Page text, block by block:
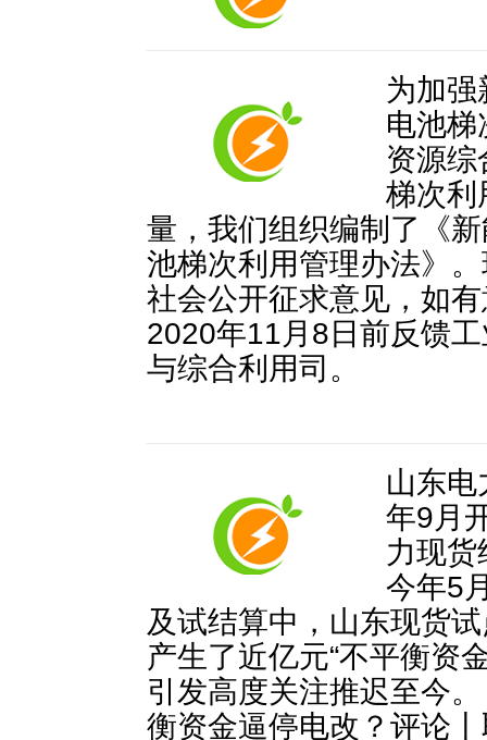
为加强
电池梯
资源综
梯次利
量，我们组织编制了《
池梯次利用管理办法》
社会公开征求意见，如
2020年11月8日前反馈
与综合利用司。
山东电
年9月
力现货
今年5
及试结算中，山东现货
产生了近亿元“不平衡资
引发高度关注推迟至今
衡资金逼停电改？评论